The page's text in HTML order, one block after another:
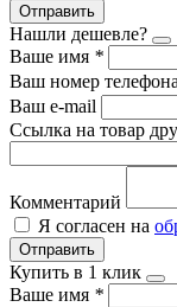
Отправить
Нашли дешевле?
Ваше имя *
Ваш номер телефона
Ваш e-mail
Ссылка на товар
Комментарий
Я согласен на
Отправить
Купить в 1 клик
Ваше имя *